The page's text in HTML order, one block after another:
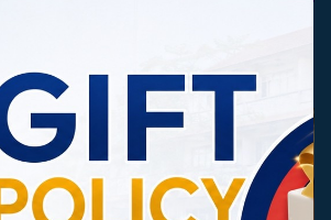
ตรผู้สำเร็จการศึกษา วิทยาลัยชุมชนสงขลา